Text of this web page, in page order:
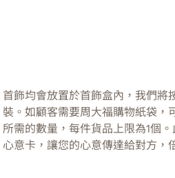
首飾均會放置於首飾盒內，我們將
裝。如顧客需要周大福購物紙袋，
所需的數量，每件貨品上限為1個
心意卡，讓您的心意傳達給對方，